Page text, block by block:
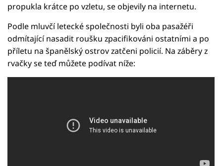
propukla krátce po vzletu, se objevily na internetu.
Podle mluvčí letecké společnosti byli oba pasažéři
odmítající nasadit roušku zpacifikováni ostatními a po
příletu na španělský ostrov zatčeni policií. Na záběry z
rvačky se teď můžete podívat níže: